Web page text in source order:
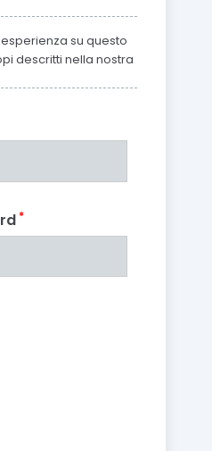
su questo
descritti nella nostra
*